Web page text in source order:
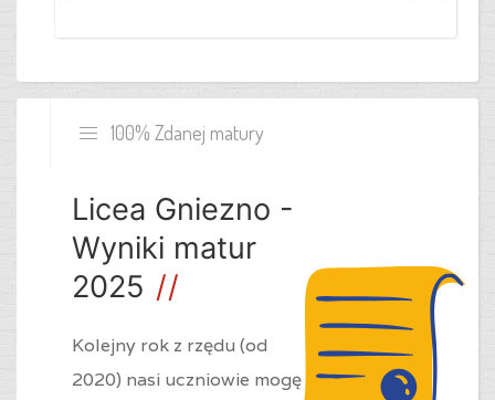
100% Zdanej matury
Licea Gniezno -
Wyniki matur
2025
Kolejny rok z rzędu (od
2020) nasi uczniowie mogę